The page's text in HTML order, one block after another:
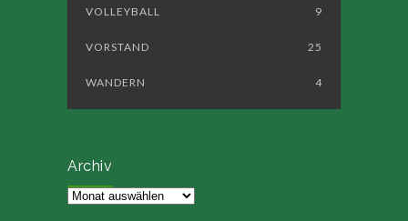
VOLLEYBALL 9
VORSTAND 25
WANDERN 4
Archiv
Archiv